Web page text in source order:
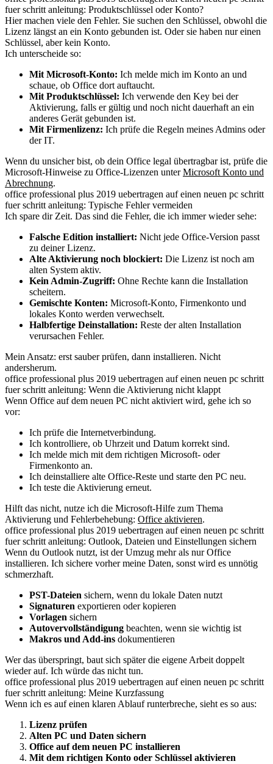
fuer schritt anleitung: Produktschlüssel oder Konto?
Hier machen viele den Fehler. Sie suchen den Schlüssel, obwohl die
Lizenz längst an ein Konto gebunden ist. Oder sie haben nur einen
Schlüssel, aber kein Konto.
Ich unterscheide so:
Mit Microsoft-Konto: Ich melde mich im Konto an und
schaue, ob Office dort auftaucht.
Mit Produktschlüssel: Ich verwende den Key bei der
Aktivierung, falls er gültig und noch nicht dauerhaft an ein
anderes Gerät gebunden ist.
Mit Firmenlizenz: Ich prüfe die Regeln meines Admins oder
der IT.
Wenn du unsicher bist, ob dein Office legal übertragbar ist, prüfe die
Microsoft-Hinweise zu Office-Lizenzen unterMicrosoft Konto und
Abrechnung.
office professional plus 2019 uebertragen auf einen neuen pc schritt
fuer schritt anleitung: Typische Fehler vermeiden
Ich spare dir Zeit. Das sind die Fehler, die ich immer wieder sehe:
Falsche Edition installiert: Nicht jede Office-Version passt
zu deiner Lizenz.
Alte Aktivierung noch blockiert: Die Lizenz ist noch am
alten System aktiv.
Kein Admin-Zugriff: Ohne Rechte kann die Installation
scheitern.
Gemischte Konten: Microsoft-Konto, Firmenkonto und
lokales Konto werden verwechselt.
Halbfertige Deinstallation: Reste der alten Installation
verursachen Fehler.
Mein Ansatz: erst sauber prüfen, dann installieren. Nicht
andersherum.
office professional plus 2019 uebertragen auf einen neuen pc schritt
fuer schritt anleitung: Wenn die Aktivierung nicht klappt
Wenn Office auf dem neuen PC nicht aktiviert wird, gehe ich so
vor:
Ich prüfe die Internetverbindung.
Ich kontrolliere, ob Uhrzeit und Datum korrekt sind.
Ich melde mich mit dem richtigen Microsoft- oder
Firmenkonto an.
Ich deinstalliere alte Office-Reste und starte den PC neu.
Ich teste die Aktivierung erneut.
Hilft das nicht, nutze ich die Microsoft-Hilfe zum Thema
Aktivierung und Fehlerbehebung: Office aktivieren.
office professional plus 2019 uebertragen auf einen neuen pc schritt
fuer schritt anleitung: Outlook, Dateien und Einstellungen sichern
Wenn du Outlook nutzt, ist der Umzug mehr als nur Office
installieren. Ich sichere vorher meine Daten, sonst wird es unnötig
schmerzhaft.
PST-Dateien sichern, wenn du lokale Daten nutzt
Signaturen exportieren oder kopieren
Vorlagen sichern
Autovervollständigung beachten, wenn sie wichtig ist
Makros und Add-ins dokumentieren
Wer das überspringt, baut sich später die eigene Arbeit doppelt
wieder auf. Ich würde das nicht tun.
office professional plus 2019 uebertragen auf einen neuen pc schritt
fuer schritt anleitung: Meine Kurzfassung
Wenn ich es auf einen klaren Ablauf runterbreche, sieht es so aus:
Lizenz prüfen
Alten PC und Daten sichern
Office auf dem neuen PC installieren
Mit dem richtigen Konto oder Schlüssel aktivieren